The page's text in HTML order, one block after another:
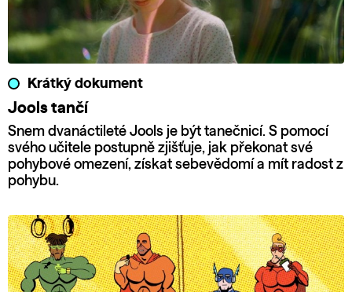
Krátký dokument
Jools tančí
Snem dvanáctileté Jools je být tanečnicí. S pomocí
svého učitele postupně zjišťuje, jak překonat své
pohybové omezení, získat sebevědomí a mít radost z
pohybu.